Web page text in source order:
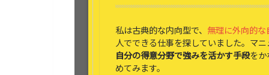
私は古典的な内向型で、 無理に外向的
人でできる仕事を探していました。マ
自分の得意分野で強みを活かす手段を
めてみます。